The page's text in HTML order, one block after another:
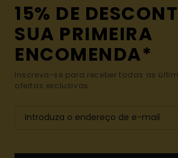
15% DE
SUA PRIMEIRA
ENCOMENDA*
Inscreva-se para receber todas as
ofertas exclusivas.